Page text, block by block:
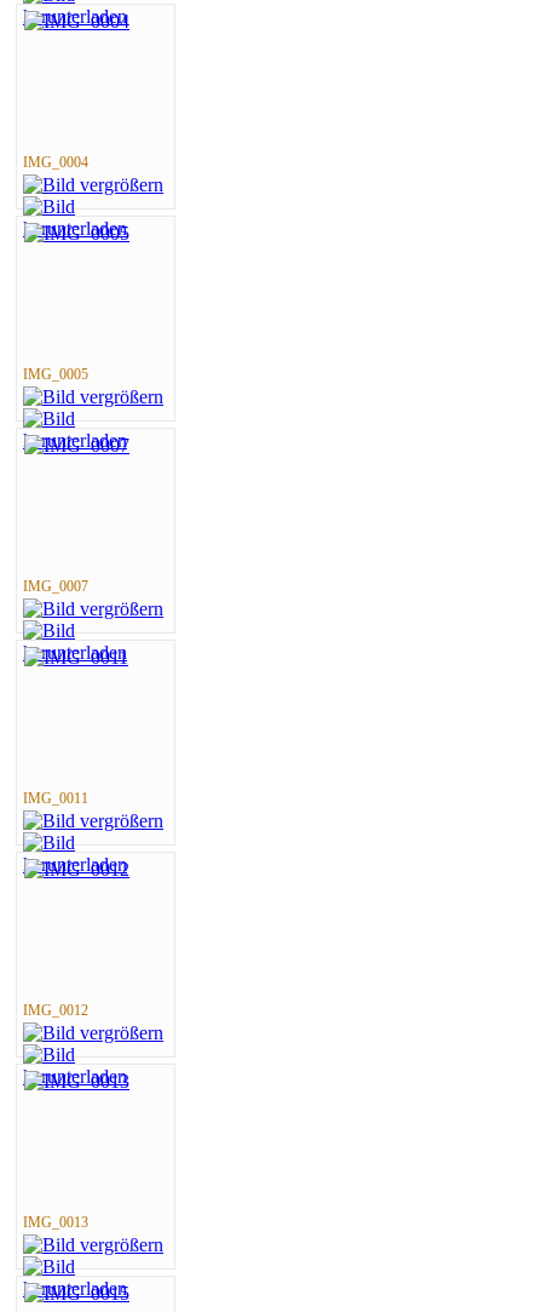
IMG_0004
IMG_0005
IMG_0007
IMG_0011
IMG_0012
IMG_0013